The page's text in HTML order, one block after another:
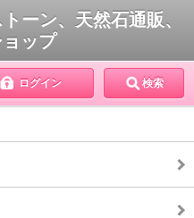
ーン、天然石通販、
ップ
ログイン 検索